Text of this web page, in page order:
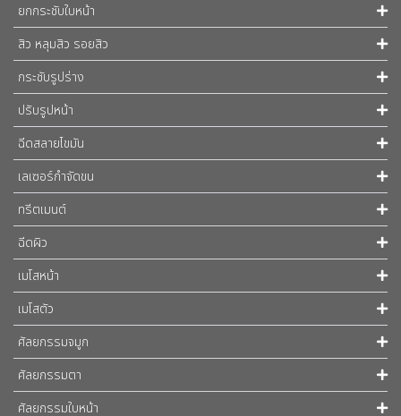
ยกกระชับใบหน้า
สิว หลุมสิว รอยสิว
กระชับรูปร่าง
ปรับรูปหน้า
ฉีดสลายไขมัน
เลเซอร์กำจัดขน
ทรีตเมนต์
ฉีดผิว
เมโสหน้า
เมโสตัว
ศัลยกรรมจมูก
ศัลยกรรมตา
ศัลยกรรมใบหน้า